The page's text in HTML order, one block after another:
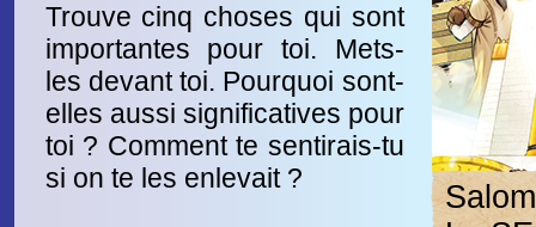
Trouve cinq choses qui sont
importantes pour toi. Mets-
les devant toi. Pourquoi sont-
elles aussi significatives pour
toi ? Comment te sentirais-tu
si on te les enlevait ?